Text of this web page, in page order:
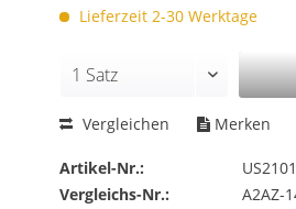
Lieferzeit 2-30 Werktage
Vergleichen Merken
Artikel-Nr.:
US2101
Vergleichs-Nr.:
A2AZ-